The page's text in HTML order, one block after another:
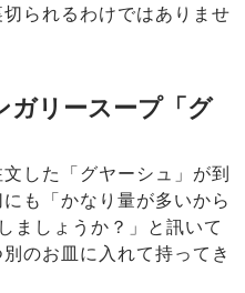
られるわけではありませ
ガリースープ「グ
した「グヤーシュ」が到
も「かなり量が多いから
ましょうか？」と訊いて
のお皿に入れて持ってき